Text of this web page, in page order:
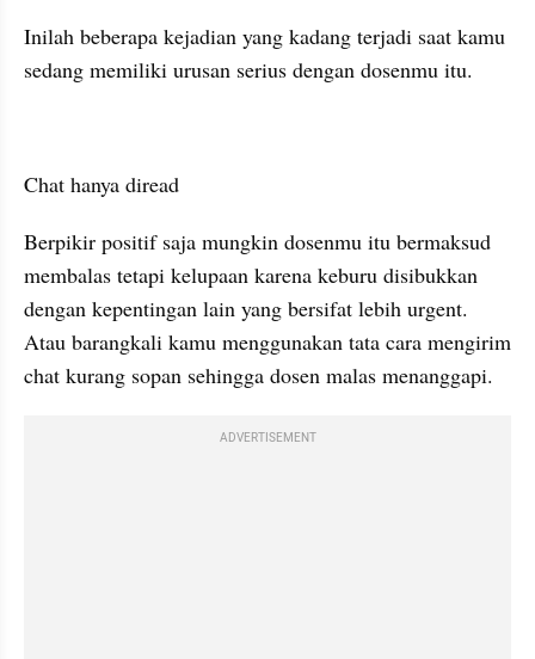
Inilah beberapa kejadian yang kadang terjadi saat kamu
sedang memiliki urusan serius dengan dosenmu itu.
Chat hanya diread
Berpikir positif saja mungkin dosenmu itu bermaksud
membalas tetapi kelupaan karena keburu disibukkan
dengan kepentingan lain yang bersifat lebih urgent.
Atau barangkali kamu menggunakan tata cara mengirim
chat kurang sopan sehingga dosen malas menanggapi.
ADVERTISEMENT